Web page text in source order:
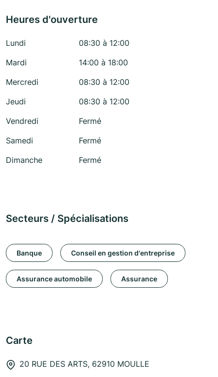
Heures d'ouverture
Lundi
08:30 à 12:00
Mardi
14:00 à 18:00
Mercredi
08:30 à 12:00
Jeudi
08:30 à 12:00
Vendredi
Fermé
Samedi
Fermé
Dimanche
Fermé
Secteurs / Spécialisations
Banque Conseil en gestion d'entreprise
Assurance automobile Assurance
Carte
20 RUE DES ARTS, 62910 MOULLE